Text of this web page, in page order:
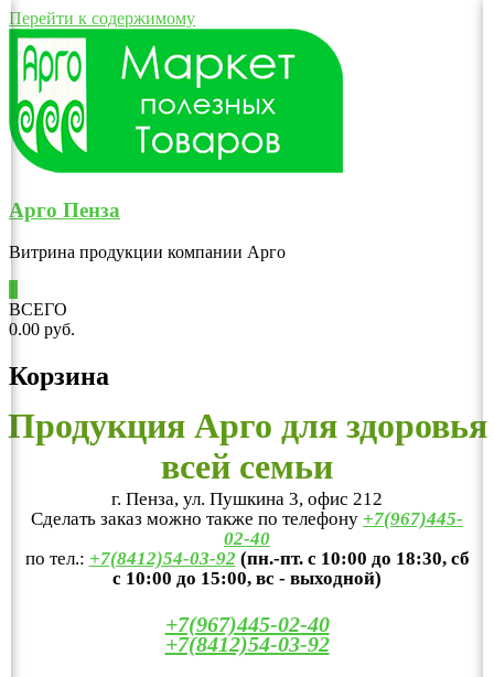
Перейти к содержимому
Арго Пенза
Витрина продукции компании Арго
ВСЕГО
0.00 руб.
Корзина
Продукция Арго для здоровья
всей семьи
г. Пенза, ул. Пушкина 3, офис 212
Сделать заказ можно также по телефону +7(967)445-
02-40
по тел.: +7(8412)54-03-92 (пн.-пт. с 10:00 до 18:30, сб
с 10:00 до 15:00, вс - выходной)
+7(967)445-02-40
+7(8412)54-03-92